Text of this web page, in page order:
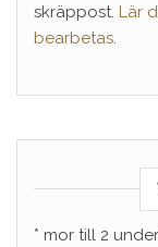
skräppost. Lär
bearbetas.
* mor till 2